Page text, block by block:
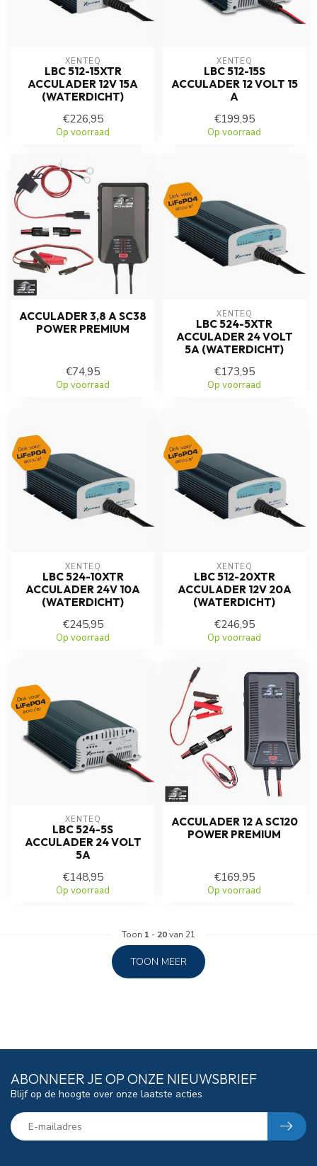
XENTEQ
LBC 512-15XTR
ACCULADER 12V 15A
(WATERDICHT)
€226,95
Op voorraad
XENTEQ
LBC 512-15S
ACCULADER 12 VOLT 15
A
€199,95
Op voorraad
ACCULADER 3,8 A SC38
POWER PREMIUM
€74,95
Op voorraad
XENTEQ
LBC 524-5XTR
ACCULADER 24 VOLT
5A (WATERDICHT)
€173,95
Op voorraad
XENTEQ
LBC 524-10XTR
ACCULADER 24V 10A
(WATERDICHT)
€245,95
Op voorraad
XENTEQ
LBC 512-20XTR
ACCULADER 12V 20A
(WATERDICHT)
€246,95
Op voorraad
XENTEQ
LBC 524-5S
ACCULADER 24 VOLT
5A
€148,95
Op voorraad
ACCULADER 12 A SC120
POWER PREMIUM
€169,95
Op voorraad
Toon 1 - 20van 21
TOON MEER
ABONNEER JE OP ONZE NIEUWSBRIEF
Blijf op de hoogte over onze laatste acties